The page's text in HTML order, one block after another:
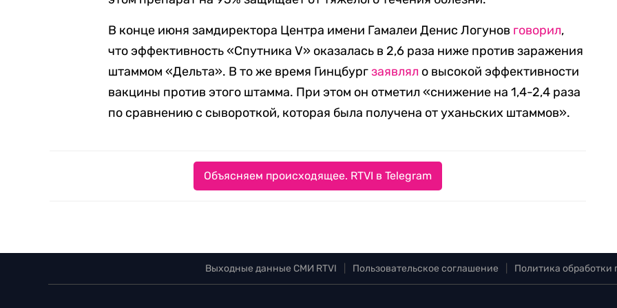
В конце июня замдиректора Центра имени Гамалеи Денис Логунов говорил,
что эффективность «Спутника V» оказалась в 2,6 раза ниже против заражения
штаммом «Дельта». В то же время Гинцбургзаявлял о высокой эффективности
вакцины против этого штамма. При этом он отметил «снижение на 1,4-2,4 раза
по сравнению с сывороткой, которая была получена от уханьских штаммов».
Объясняем происходящее. RTVI в Telegram
Выходные данные СМИ RTVI Пользовательское соглашение Политика